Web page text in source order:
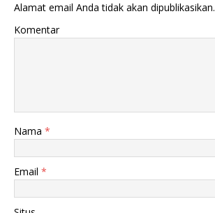
Alamat email Anda tidak akan dipublikasikan.
Komentar
Nama *
Email *